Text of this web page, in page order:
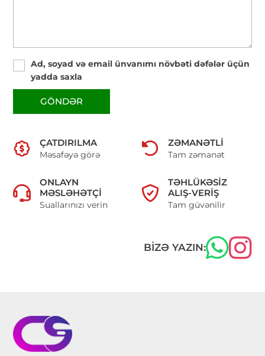
Ad, soyad və email ünvanımı növbəti dəfələr üçün
yadda saxla
GÖNDƏR
ÇATDIRILMA
Məsafəyə görə
ZƏMANƏTLI
Tam zəmanət
ONLAYN
MƏSLƏHƏTÇI
Suallarınızı verin
TƏHLÜKƏSIZ
ALIŞ-VERIŞ
Tam güvənilir
BIZƏ YAZIN: